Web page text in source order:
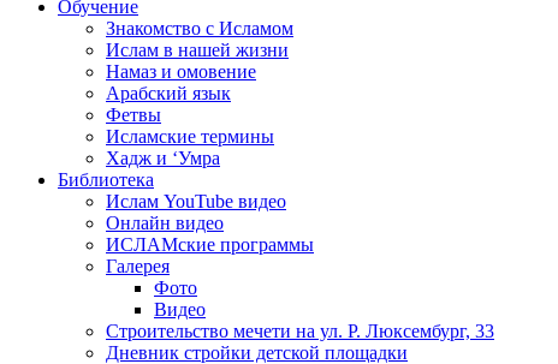
Обучение
Знакомство с Исламом
Ислам в нашей жизни
Намаз и омовение
Арабский язык
Фетвы
Исламские термины
Хадж и ‘Умра
Библиотека
Ислам YouTube видео
Онлайн видео
ИСЛАМские программы
Галерея
Фото
Видео
Строительство мечети на ул. Р. Люксембург, 33
Дневник стройки детской площадки